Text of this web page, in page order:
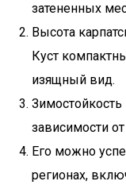
затененных
Высота
Куст
изящный вид.
зависимости от
Его можно
регионах,